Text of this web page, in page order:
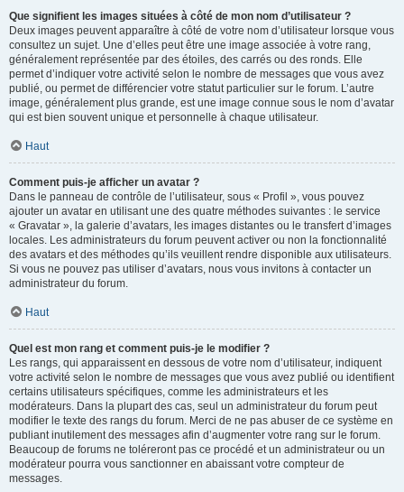
Que signifient les images situées à côté de mon nom d’utilisateur ?
Deux images peuvent apparaître à côté de votre nom d’utilisateur lorsque vous
consultez un sujet. Une d’elles peut être une image associée à votre rang,
généralement représentée par des étoiles, des carrés ou des ronds. Elle
permet d’indiquer votre activité selon le nombre de messages que vous avez
publié, ou permet de différencier votre statut particulier sur le forum. L’autre
image, généralement plus grande, est une image connue sous le nom d’avatar
qui est bien souvent unique et personnelle à chaque utilisateur.
Haut
Comment puis-je afficher un avatar ?
Dans le panneau de contrôle de l’utilisateur, sous « Profil », vous pouvez
ajouter un avatar en utilisant une des quatre méthodes suivantes : le service
« Gravatar », la galerie d’avatars, les images distantes ou le transfert d’images
locales. Les administrateurs du forum peuvent activer ou non la fonctionnalité
des avatars et des méthodes qu’ils veuillent rendre disponible aux utilisateurs.
Si vous ne pouvez pas utiliser d’avatars, nous vous invitons à contacter un
administrateur du forum.
Haut
Quel est mon rang et comment puis-je le modifier ?
Les rangs, qui apparaissent en dessous de votre nom d’utilisateur, indiquent
votre activité selon le nombre de messages que vous avez publié ou identifient
certains utilisateurs spécifiques, comme les administrateurs et les
modérateurs. Dans la plupart des cas, seul un administrateur du forum peut
modifier le texte des rangs du forum. Merci de ne pas abuser de ce système en
publiant inutilement des messages afin d’augmenter votre rang sur le forum.
Beaucoup de forums ne toléreront pas ce procédé et un administrateur ou un
modérateur pourra vous sanctionner en abaissant votre compteur de
messages.